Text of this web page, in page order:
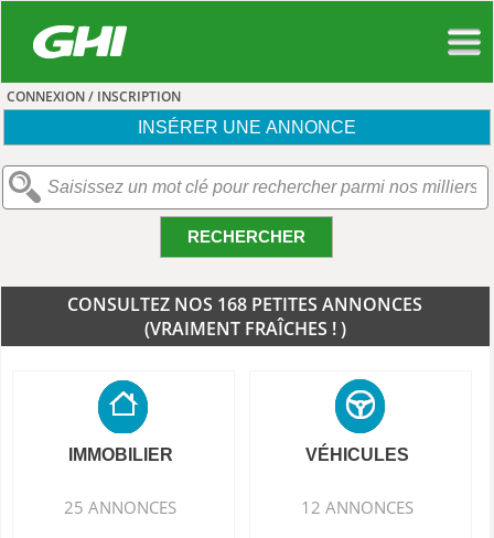
CONNEXION / INSCRIPTION
CONSULTEZ NOS 168 PETITES ANNONCES
(VRAIMENT FRAÎCHES ! )
IMMOBILIER
25 ANNONCES
VÉHICULES
12 ANNONCES
INSÉRER UNE ANNONCE
RECHERCHER